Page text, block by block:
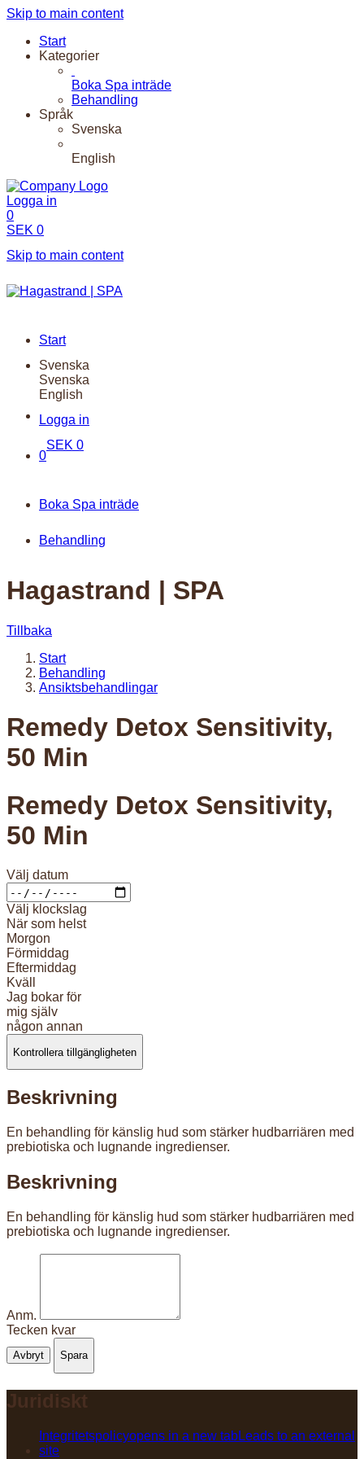
Skip to main content
Start
Kategorier
Boka Spa inträde
Behandling
Språk
Svenska
English
Logga in
0
SEK 0
Skip to main content
Start
Svenska
Svenska
English
Logga in
0
SEK 0
Boka Spa inträde
Behandling
Hagastrand | SPA
Tillbaka
Start
Behandling
Ansiktsbehandlingar
Remedy Detox Sensitivity,
50 Min
Remedy Detox Sensitivity,
50 Min
Välj datum
Välj klockslag
När som helst
Morgon
Förmiddag
Eftermiddag
Kväll
Jag bokar för
mig själv
någon annan
Kontrollera tillgängligheten
Beskrivning
En behandling för känslig hud som stärker hudbarriären med
prebiotiska och lugnande ingredienser.
Beskrivning
En behandling för känslig hud som stärker hudbarriären med
prebiotiska och lugnande ingredienser.
Anm.
Tecken kvar
Avbryt Spara
Juridiskt
Integritetspolicyopens in a new tabLeads to an external
site